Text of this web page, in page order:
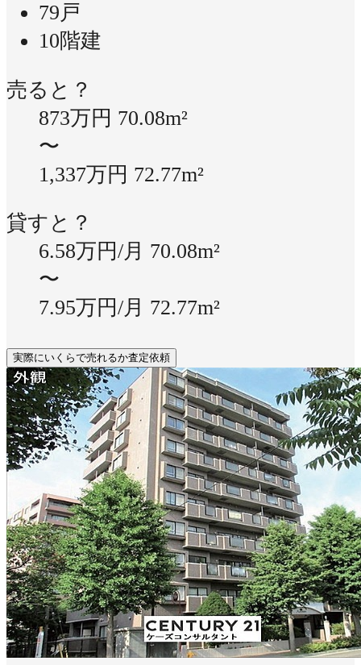
79戸
10階建
売ると？
873万円 70.08m²
〜
1,337万円 72.77m²
貸すと？
6.58万円/月 70.08m²
〜
7.95万円/月 72.77m²
実際にいくらで売れるか査定依頼